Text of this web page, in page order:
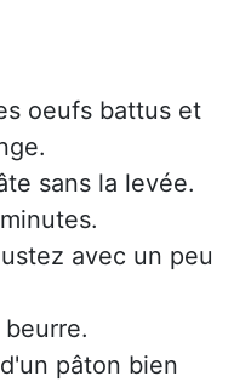
oeufs battus et
sans la levée.
avec un peu
pâton bien